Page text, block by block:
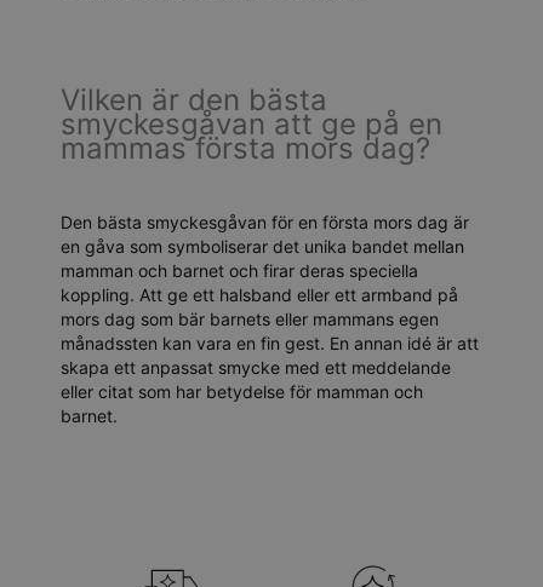
Vilken är den bästa
smyckesgåvan att ge på en
mammas första mors dag?
Den bästa smyckesgåvan för en första mors dag är
en gåva som symboliserar det unika bandet mellan
mamman och barnet och firar deras speciella
koppling. Att ge ett halsband eller ett armband på
mors dag som bär barnets eller mammans egen
månadssten kan vara en fin gest. En annan idé är att
skapa ett anpassat smycke med ett meddelande
eller citat som har betydelse för mamman och
barnet.